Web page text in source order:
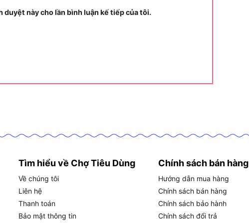
PDA100M, tổng hợp các thông tin quan trọng
cơ bản của Hikoki PDA100M, bao gồm điện áp,
272mm
này cho lần bình luận kế tiếp của tôi.
Tìm hiểu về Chợ Tiêu Dùng
Về chúng tôi
Liên hệ
Thanh toán
Bảo mật thông tin
Chính sách bán hàng
Hướng dẫn mua hàng
Chính sách bán hàng
Chính sách bảo hành
Chính sách đổi trả